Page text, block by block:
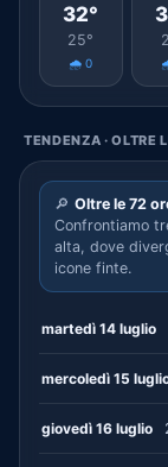
32°
25°
🌧️ 0
TENDENZA · OLTRE
🔎 Oltre le 72
Confrontiamo
alta, dove
icone finte.
martedì 14 luglio
mercoledì 15
giovedì 16 luglio